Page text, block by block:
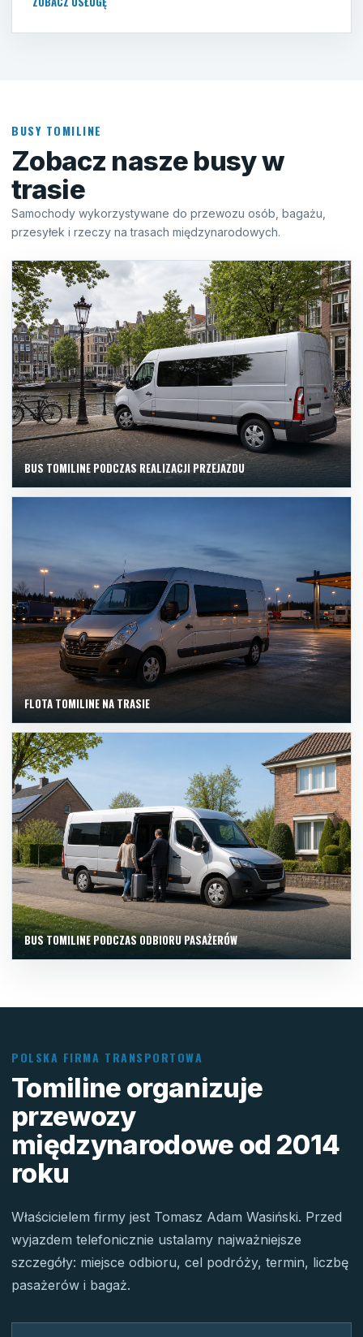
BUSY TOMILINE
Zobacz nasze busy w
trasie
Samochody wykorzystywane do przewozu osób, bagażu,
przesyłek i rzeczy na trasach międzynarodowych.
BUS TOMILINE PODCZAS REALIZACJI PRZEJAZDU
FLOTA TOMILINE NA TRASIE
BUS TOMILINE PODCZAS ODBIORU PASAŻERÓW
POLSKA FIRMA TRANSPORTOWA
Tomiline organizuje
przewozy
międzynarodowe od 2014
roku
Właścicielem firmy jest Tomasz Adam Wasiński. Przed
wyjazdem telefonicznie ustalamy najważniejsze
szczegóły: miejsce odbioru, cel podróży, termin, liczbę
pasażerów i bagaż.